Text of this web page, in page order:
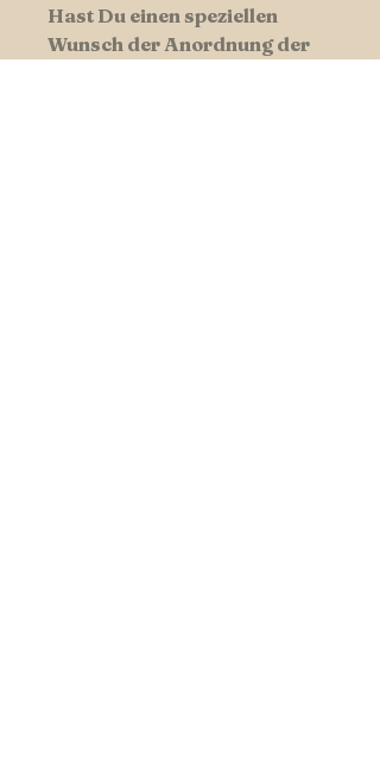
Hast Du einen speziellen
Wunsch der Anordnung der